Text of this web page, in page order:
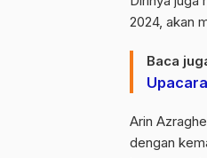
2024, akan
Baca
Arin
dengan